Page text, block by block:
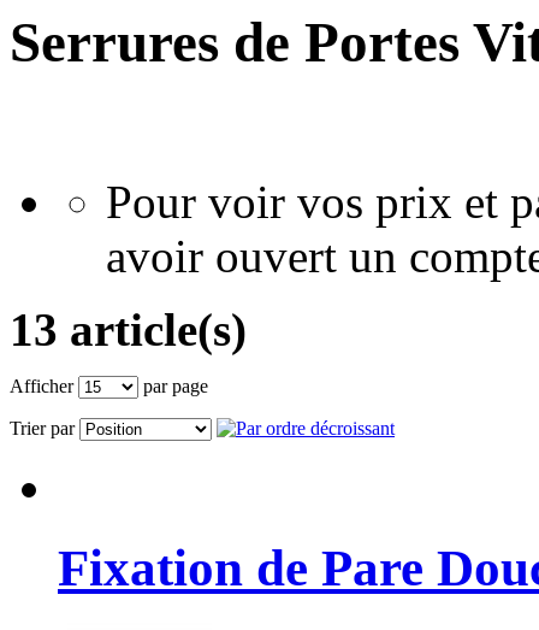
Serrures de Portes
Pour voir vos prix et
avoir ouvert un
13 article(s)
Afficher par page
Trier par
Fixation de Pare